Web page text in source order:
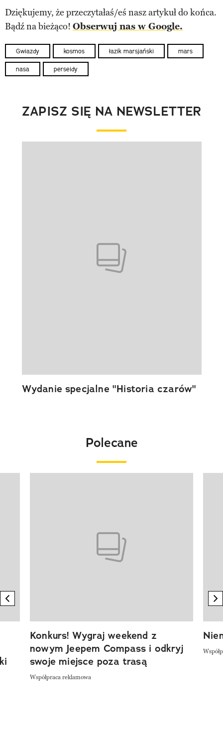
Dziękujemy, że przeczytałaś/eś nasz artykuł do końca.
Bądź na bieżąco! Obserwuj nas w Google.
Gwiazdy kosmos łazik marsjański mars
nasa perseidy
ZAPISZ SIĘ NA NEWSLETTER
Wydanie specjalne "Historia czarów"
Polecane
previous element
Konkurs! Wygraj weekend z
nowym Jeepem Compass i odkryj
swoje miejsce poza trasą
Współpraca reklamowa